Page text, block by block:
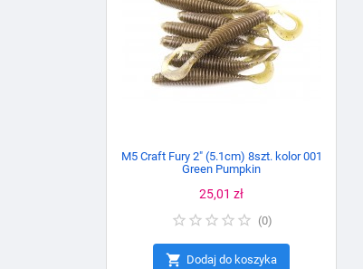
M5 Craft Fury 2" (5.1cm) 8szt. kolor 001
Green Pumpkin
Cena
25,01 zł
(0)
 Dodaj do koszyka